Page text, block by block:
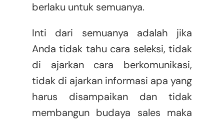
berlaku untuk semuanya.
Inti dari semuanya adalah jika
Anda tidak tahu cara seleksi, tidak
di ajarkan cara berkomunikasi,
tidak di ajarkan informasi apa yang
harus disampaikan dan tidak
membangun budaya sales maka